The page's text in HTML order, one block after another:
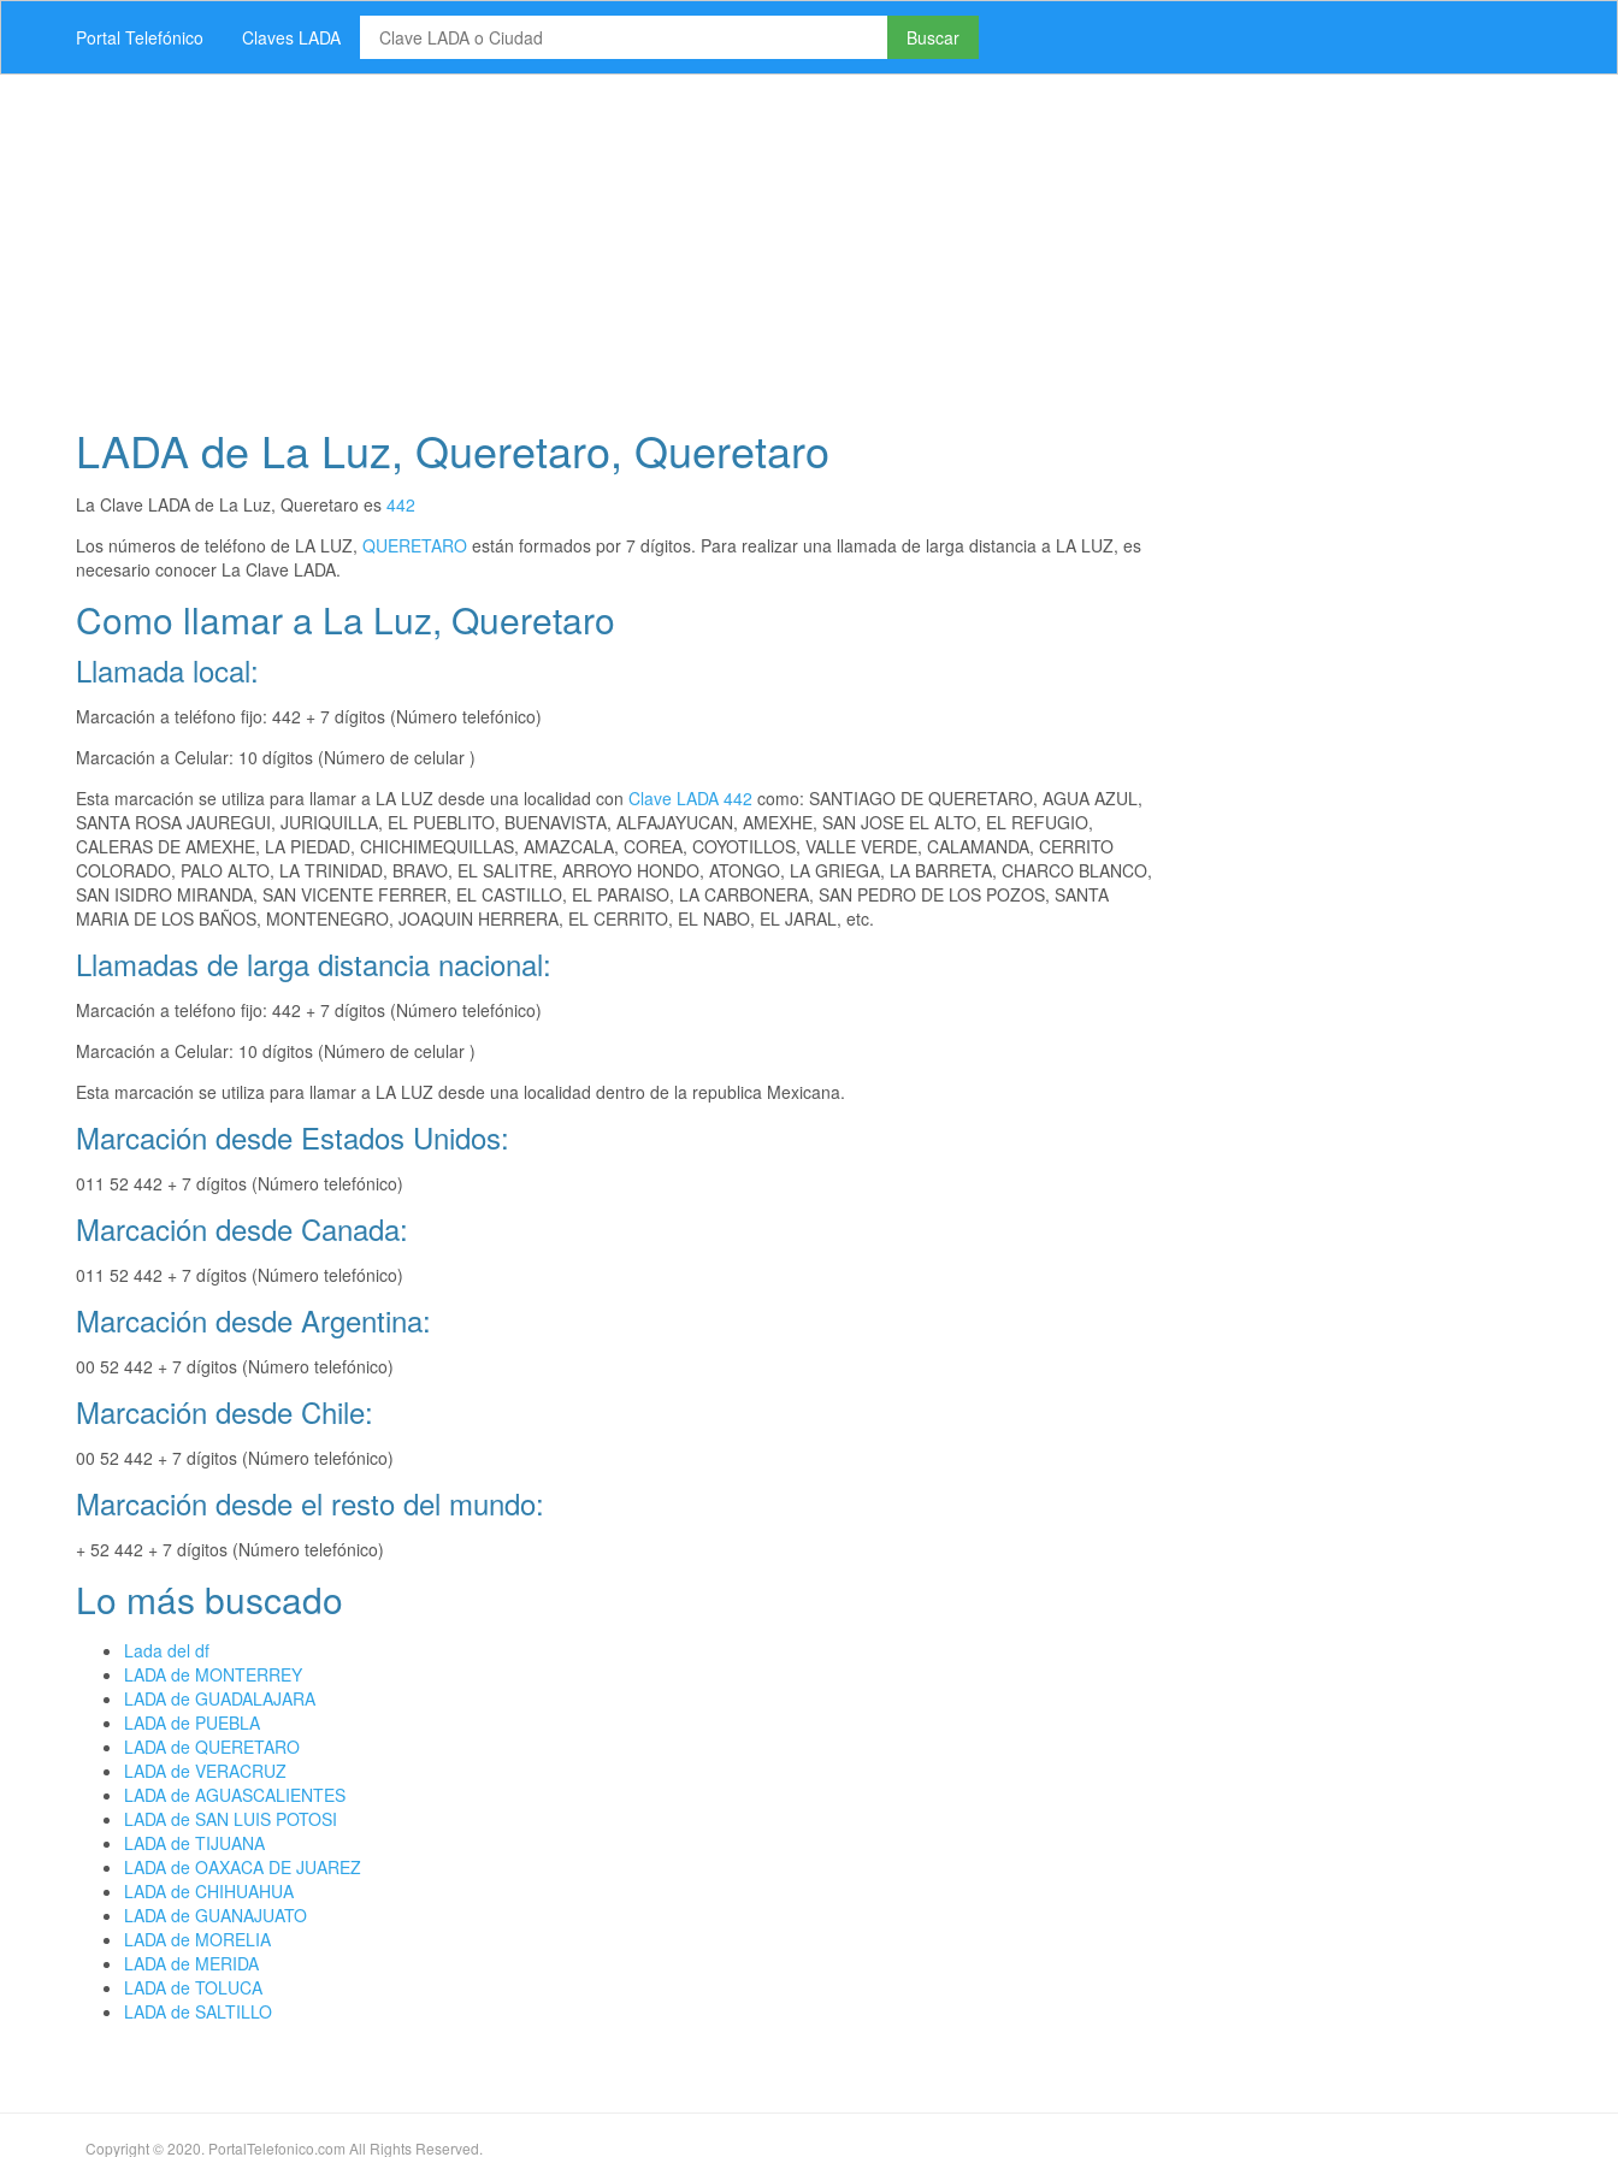
Portal Telefónico Claves LADA Buscar
LADA de La Luz, Queretaro, Queretaro
La Clave LADA de La Luz, Queretaro es 442
Los números de teléfono de LA LUZ, QUERETARO están formados por 7 dígitos. Para realizar una llamada de larga distancia a LA LUZ, es
necesario conocer La Clave LADA.
Como llamar a La Luz, Queretaro
Llamada local:
Marcación a teléfono fijo: 442 + 7 dígitos (Número telefónico)
Marcación a Celular: 10 dígitos (Número de celular )
Esta marcación se utiliza para llamar a LA LUZ desde una localidad con Clave LADA 442 como: SANTIAGO DE QUERETARO, AGUA AZUL,
SANTA ROSA JAUREGUI, JURIQUILLA, EL PUEBLITO, BUENAVISTA, ALFAJAYUCAN, AMEXHE, SAN JOSE EL ALTO, EL REFUGIO,
CALERAS DE AMEXHE, LA PIEDAD, CHICHIMEQUILLAS, AMAZCALA, COREA, COYOTILLOS, VALLE VERDE, CALAMANDA, CERRITO
COLORADO, PALO ALTO, LA TRINIDAD, BRAVO, EL SALITRE, ARROYO HONDO, ATONGO, LA GRIEGA, LA BARRETA, CHARCO BLANCO,
SAN ISIDRO MIRANDA, SAN VICENTE FERRER, EL CASTILLO, EL PARAISO, LA CARBONERA, SAN PEDRO DE LOS POZOS, SANTA
MARIA DE LOS BAÑOS, MONTENEGRO, JOAQUIN HERRERA, EL CERRITO, EL NABO, EL JARAL, etc.
Llamadas de larga distancia nacional:
Marcación a teléfono fijo: 442 + 7 dígitos (Número telefónico)
Marcación a Celular: 10 dígitos (Número de celular )
Esta marcación se utiliza para llamar a LA LUZ desde una localidad dentro de la republica Mexicana.
Marcación desde Estados Unidos:
011 52 442 + 7 dígitos (Número telefónico)
Marcación desde Canada:
011 52 442 + 7 dígitos (Número telefónico)
Marcación desde Argentina:
00 52 442 + 7 dígitos (Número telefónico)
Marcación desde Chile:
00 52 442 + 7 dígitos (Número telefónico)
Marcación desde el resto del mundo:
+ 52 442 + 7 dígitos (Número telefónico)
Lo más buscado
Lada del df
LADA de MONTERREY
LADA de GUADALAJARA
LADA de PUEBLA
LADA de QUERETARO
LADA de VERACRUZ
LADA de AGUASCALIENTES
LADA de SAN LUIS POTOSI
LADA de TIJUANA
LADA de OAXACA DE JUAREZ
LADA de CHIHUAHUA
LADA de GUANAJUATO
LADA de MORELIA
LADA de MERIDA
LADA de TOLUCA
LADA de SALTILLO
Copyright © 2020. PortalTelefonico.com All Rights Reserved.